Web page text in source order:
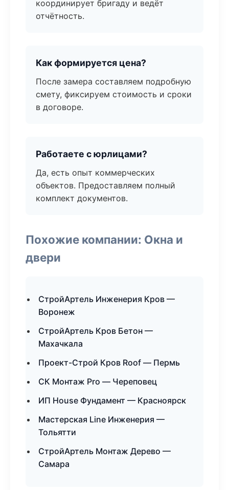
координирует бригаду и ведёт
отчётность.
Как формируется цена?
После замера составляем подробную
смету, фиксируем стоимость и сроки
в договоре.
Работаете с юрлицами?
Да, есть опыт коммерческих
объектов. Предоставляем полный
комплект документов.
Похожие компании: Окна и
двери
СтройАртель Инженерия Кров —
Воронеж
СтройАртель Кров Бетон —
Махачкала
Проект-Строй Кров Roof — Пермь
СК Монтаж Pro — Череповец
ИП House Фундамент — Красноярск
Мастерская Line Инженерия —
Тольятти
СтройАртель Монтаж Дерево —
Самара